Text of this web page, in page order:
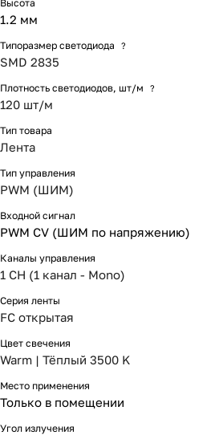
Высота
1.2 мм
Типоразмер светодиода ?
SMD 2835
Плотность светодиодов, шт/м ?
120 шт/м
Тип товара
Лента
Тип управления
PWM (ШИМ)
Входной сигнал
PWM СV (ШИМ по напряжению)
Каналы управления
1 CH (1 канал - Mono)
Серия ленты
FC открытая
Цвет свечения
Warm | Тёплый 3500 K
Место применения
Только в помещении
Угол излучения